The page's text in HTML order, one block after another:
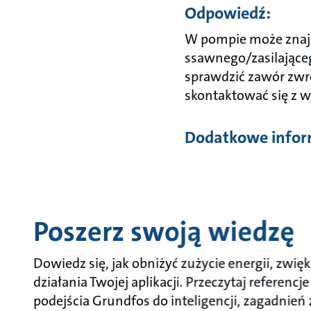
Odpowiedź:
W pompie może
ssawnego/
sprawdzić zawór
skontaktować się z
Dodatkowe
Poszerz swoją wiedzę
Dowiedz się, jak obniżyć zużycie energii,
działania Twojej aplikacji. Przeczytaj
podejścia Grundfos do inteligencji,